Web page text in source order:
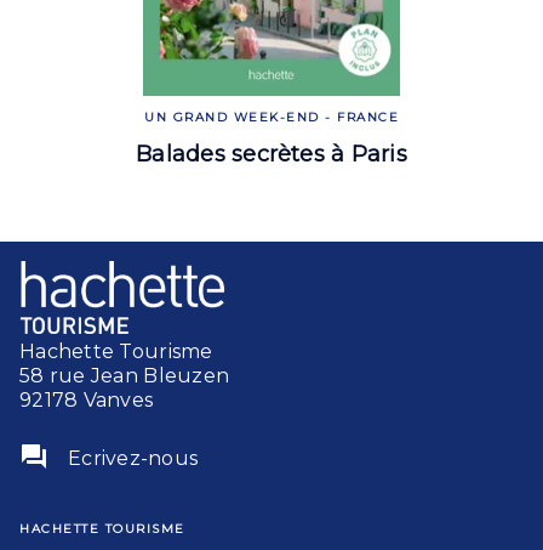
UN GRAND WEEK-END - FRANCE
Balades secrètes à Paris
Hachette Tourisme
58 rue Jean Bleuzen
92178 Vanves
question_answer Ecrivez-nous
HACHETTE TOURISME